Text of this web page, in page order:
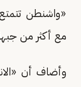
«واشنطن
مع أكثر من
وأضاف أن